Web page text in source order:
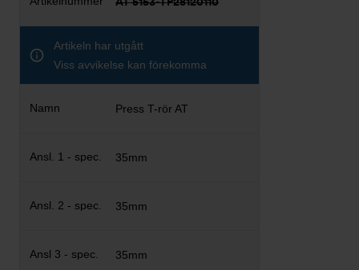
Artikeln har utgått
Viss avvikelse kan förekomma
Press T-rör AT
35mm
35mm
35mm